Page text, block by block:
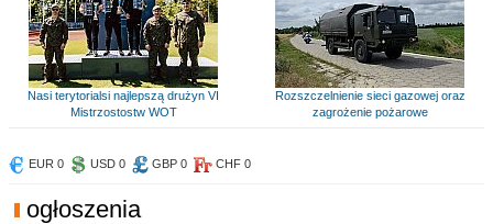
Nasi terytorialsi najlepszą drużyn VI
Mistrzostostw WOT
Rozszczelnienie sieci gazowej oraz
zagrożenie pożarowe
EUR 0 USD 0 GBP 0 CHF 0
ogłoszenia